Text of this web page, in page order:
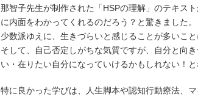
那智子先生が制作された「HSPの理解」のテキス
に内面をわかってくれるのだろう？と驚きました。
少数派ゆえに、生きづらいと感じることが多いこと
そして、自己否定しがちな気質ですが、自分と向
い・在りたい自分になっていけるかもしれない！と
特に良かった学びは、人生脚本や認知行動療法、